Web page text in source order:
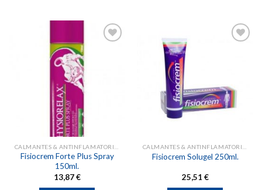
Fisiocrem Forte Plus Spray
150ml.
13,87€
lista de
deseos
Fisiocrem Solugel 250ml.
25,51 €